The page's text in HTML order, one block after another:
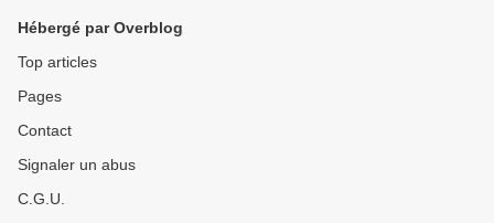
Hébergé par Overblog
Top articles
Pages
Contact
Signaler un abus
C.G.U.